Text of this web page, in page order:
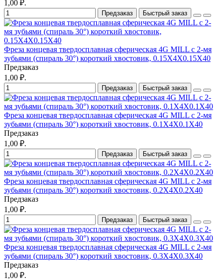
1,00 ₽.
Предзаказ Быстрый заказ
Фреза концевая твердосплавная сферическая 4G MILL с 2-мя
зубьями (спираль 30°) короткий хвостовик, 0.15X4X0.15X40
Предзаказ
1,00 ₽.
Предзаказ Быстрый заказ
Фреза концевая твердосплавная сферическая 4G MILL с 2-мя
зубьями (спираль 30°) короткий хвостовик, 0.1X4X0.1X40
Предзаказ
1,00 ₽.
Предзаказ Быстрый заказ
Фреза концевая твердосплавная сферическая 4G MILL с 2-мя
зубьями (спираль 30°) короткий хвостовик, 0.2X4X0.2X40
Предзаказ
1,00 ₽.
Предзаказ Быстрый заказ
Фреза концевая твердосплавная сферическая 4G MILL с 2-мя
зубьями (спираль 30°) короткий хвостовик, 0.3X4X0.3X40
Предзаказ
1,00 ₽.